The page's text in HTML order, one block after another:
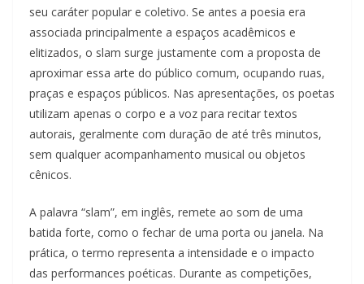
seu caráter popular e coletivo. Se antes a poesia era
associada principalmente a espaços acadêmicos e
elitizados, o slam surge justamente com a proposta de
aproximar essa arte do público comum, ocupando ruas,
praças e espaços públicos. Nas apresentações, os poetas
utilizam apenas o corpo e a voz para recitar textos
autorais, geralmente com duração de até três minutos,
sem qualquer acompanhamento musical ou objetos
cênicos.
A palavra “slam”, em inglês, remete ao som de uma
batida forte, como o fechar de uma porta ou janela. Na
prática, o termo representa a intensidade e o impacto
das performances poéticas. Durante as competições,